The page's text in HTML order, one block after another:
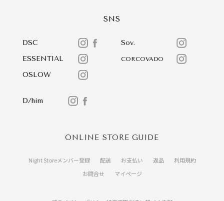
SNS
DSC
Sov.
ESSENTIAL
CORCOVADO
OSLOW
D/him
ONLINE STORE GUIDE
Night Storeメンバー登録 配送 お支払い 返品
利用規約
お問合せ
マイページ